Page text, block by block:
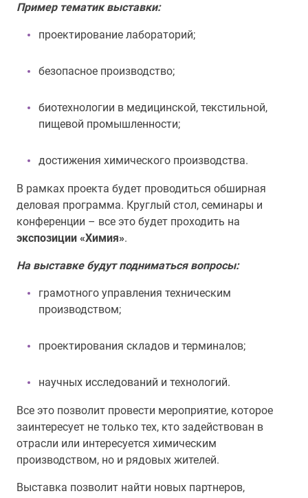
Пример тематик выставки:
проектирование лабораторий;
безопасное производство;
биотехнологии в медицинской, текстильной,
пищевой промышленности;
достижения химического производства.
В рамках проекта будет проводиться обширная
деловая программа. Круглый стол, семинары и
конференции – все это будет проходить на
экспозиции «Химия».
На выставке будут подниматься вопросы:
грамотного управления техническим
производством;
проектирования складов и терминалов;
научных исследований и технологий.
Все это позволит провести мероприятие, которое
заинтересует не только тех, кто задействован в
отрасли или интересуется химическим
производством, но и рядовых жителей.
Выставка позволит найти новых партнеров,